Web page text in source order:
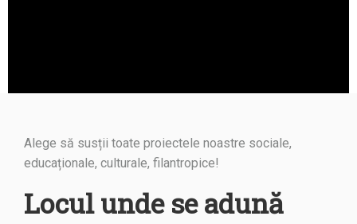
Alege să susții toate proiectele noastre sociale,
educaționale, culturale, filantropice!
Locul unde se adună